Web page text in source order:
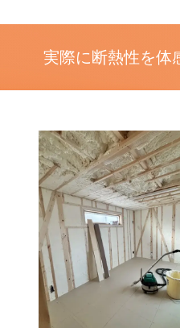
実際に断熱性を体